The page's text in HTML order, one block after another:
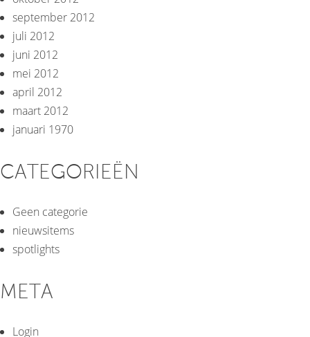
september 2012
juli 2012
juni 2012
mei 2012
april 2012
maart 2012
januari 1970
CATEGORIEËN
Geen categorie
nieuwsitems
spotlights
META
Login